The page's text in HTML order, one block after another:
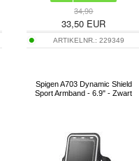
34,90
33,50 EUR
ARTIKELNR.:229349
Spigen A703 Dynamic Shield
Sport Armband - 6.9" - Zwart